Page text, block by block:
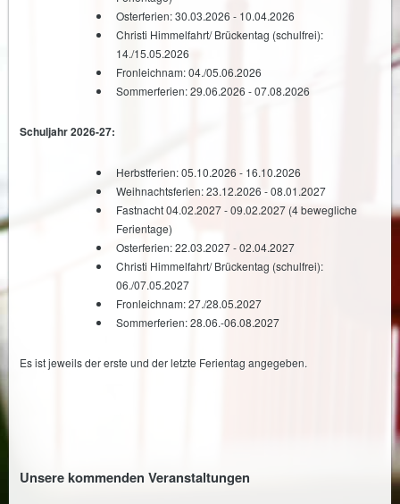
Osterferien: 30.03.2026 - 10.04.2026
Christi Himmelfahrt/ Brückentag (schulfrei):
14./15.05.2026
Fronleichnam: 04./05.06.2026
Sommerferien: 29.06.2026 - 07.08.2026
Schuljahr 2026-27:
Herbstferien: 05.10.2026 - 16.10.2026
Weihnachtsferien: 23.12.2026 - 08.01.2027
Fastnacht 04.02.2027 - 09.02.2027 (4 bewegliche
Ferientage)
Osterferien: 22.03.2027 - 02.04.2027
Christi Himmelfahrt/ Brückentag (schulfrei):
06./07.05.2027
Fronleichnam: 27./28.05.2027
Sommerferien: 28.06.-06.08.2027
Es ist jeweils der erste und der letzte Ferientag angegeben.
Unsere kommenden Veranstaltungen